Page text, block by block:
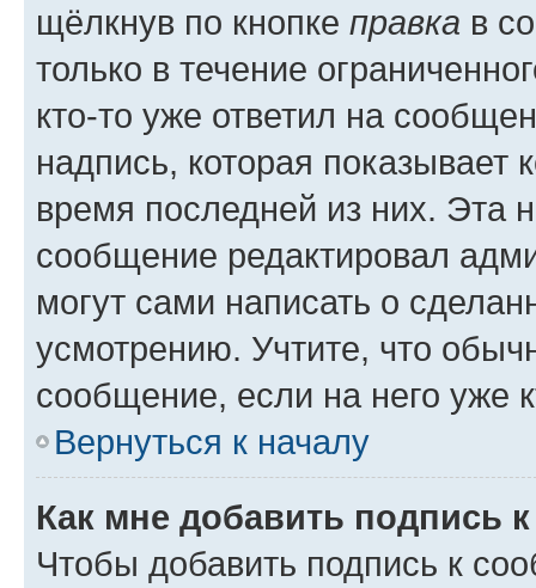
щёлкнув по кнопке правка в
только в течение
кто-то уже ответил на
надпись, которая показывает
время последней из них. Эта
сообщение редактировал
могут сами написать о
усмотрению. Учтите, что
сообщение, если на него уже
Вернуться к началу
Как мне добавить подпись
Чтобы добавить подпись к